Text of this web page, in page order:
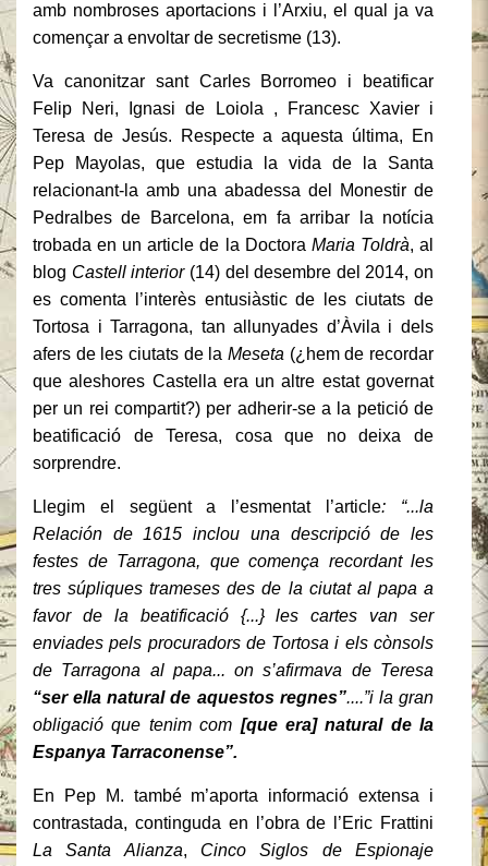
amb nombroses aportacions i l’Arxiu, el qual ja va
començar a envoltar de secretisme (13).
Va canonitzar sant Carles Borromeo i beatificar
Felip Neri, Ignasi de Loiola , Francesc Xavier i
Teresa de Jesús. Respecte a aquesta última, En
Pep Mayolas, que estudia la vida de la Santa
relacionant-la amb una abadessa del Monestir de
Pedralbes de Barcelona, em fa arribar la notícia
trobada en un article de la Doctora Maria Toldrà, al
blog Castell interior(14) del desembre del 2014, on
es comenta l’interès entusiàstic de les ciutats de
Tortosa i Tarragona, tan allunyades d’Àvila i dels
afers de les ciutats de la Meseta (¿hem de recordar
que aleshores Castella era un altre estat governat
per un rei compartit?) per adherir-se a la petició de
beatificació de Teresa, cosa que no deixa de
sorprendre.
Llegim el següent a l’esmentat l’article: “...la
Relación de 1615 inclou una descripció de les
festes de Tarragona, que comença recordant les
tres súpliques trameses des de la ciutat al papa a
favor de la beatificació {...} les cartes van ser
enviades pels procuradors de Tortosa i els cònsols
de Tarragona al papa... on s’afirmava de Teresa
“ser ella natural de aquestos regnes”....”i la gran
obligació que tenim com [que era] natural de la
Espanya Tarraconense”.
En Pep M. també m’aporta informació extensa i
contrastada, continguda en l’obra de l’Eric Frattini
La Santa Alianza, Cinco Siglos de Espionaje